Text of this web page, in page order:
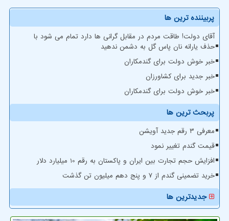
پربیننده ترین ها
آقای دولت! طاقت مردم در مقابل گرانی ها دارد تمام می شود با
حذف یارانه نان پاس گل به دشمن ندهید
خبر خوش دولت برای گندمکاران
خبر جدید برای کشاورزان
خبر خوش دولت برای گندمکاران
پربحث ترین ها
معرفی ۳ رقم جدید آویشن
قیمت گندم تغییر نمود
افزایش حجم تجارت بین ایران و پاکستان به رقم 10 میلیارد دلار
خرید تضمینی گندم از ۷ و پنج دهم میلیون تن گذشت
جدیدترین ها